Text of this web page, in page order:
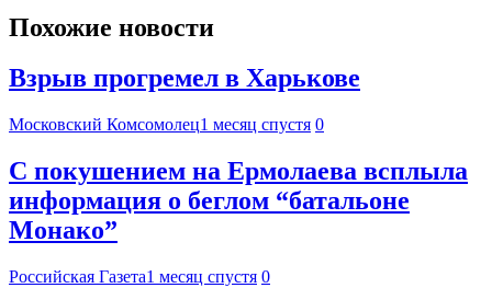
Похожие новости
Взрыв прогремел в Харькове
Московский Комсомолец1 месяц спустя 0
С покушением на Ермолаева всплыла
информация о беглом “батальоне
Монако”
Российская Газета1 месяц спустя 0